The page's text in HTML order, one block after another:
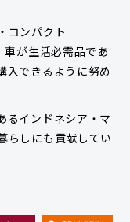
コンパクト
車が生活必需品であ
入できるように努め
るインドネシア・マ
らしにも貢献してい